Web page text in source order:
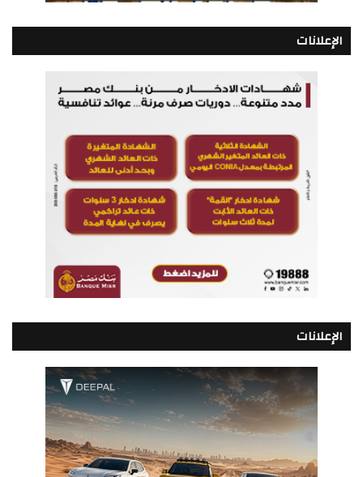
الإعلانات
الإعلانات